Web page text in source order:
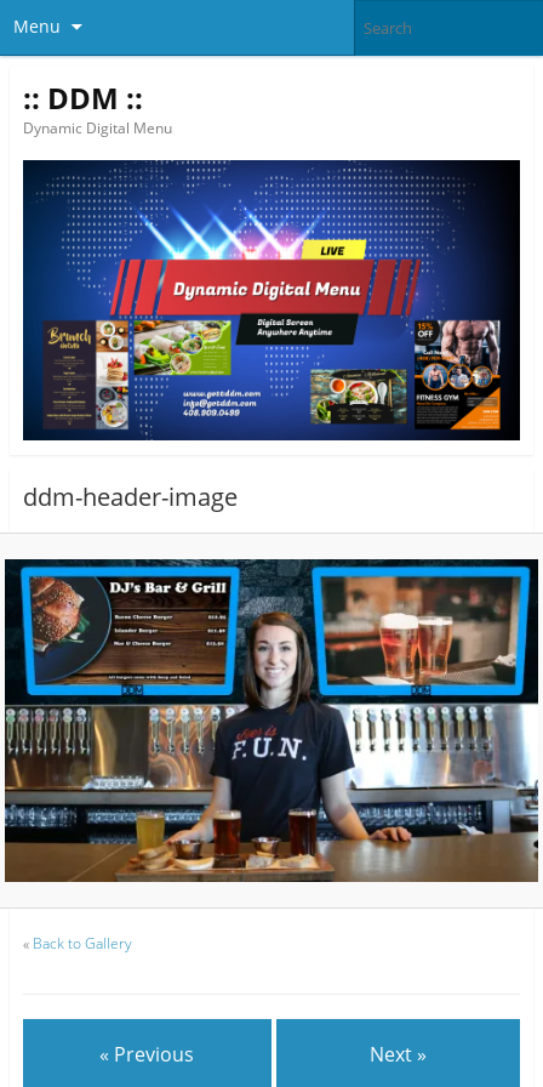
Menu
:: DDM ::
Dynamic Digital Menu
ddm-header-image
« Back to Gallery
« Previous Next »